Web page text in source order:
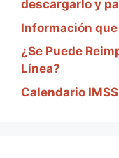
descargarlo y
Información
¿Se Puede
Línea?
Calendario